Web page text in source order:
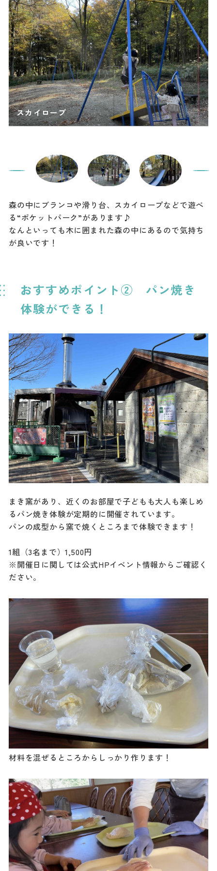
森の中にブランコや滑り台、スカイロープなどで遊べ
る“ポケットパーク”があります♪
なんといっても木に囲まれた森の中にあるので気持ち
が良いです！
おすすめポイント② パン焼き
体験ができる！
まき窯があり、近くのお部屋で子どもも大人も楽しめ
るパン焼き体験が定期的に開催されています。
パンの成型から窯で焼くところまで体験できます！
1組（3名まで）1,500円
※開催日に関しては公式HPイベント情報からご確認く
ださい。
材料を混ぜるところからしっかり作ります！